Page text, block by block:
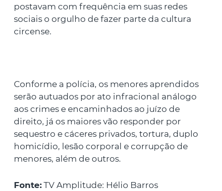
postavam com frequência em suas redes
sociais o orgulho de fazer parte da cultura
circense.
Conforme a polícia, os menores aprendidos
serão autuados por ato infracional análogo
aos crimes e encaminhados ao juízo de
direito, já os maiores vão responder por
sequestro e cáceres privados, tortura, duplo
homicídio, lesão corporal e corrupção de
menores, além de outros.
Fonte: TV Amplitude: Hélio Barros